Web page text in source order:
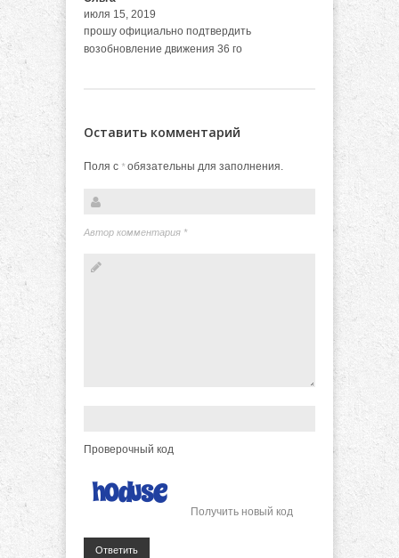
июля 15, 2019
прошу официально подтвердить
возобновление движения 36 го
Оставить комментарий
Поля с *обязательны для заполнения.
Автор комментария *
Проверочный код
Получить новый код
Ответить